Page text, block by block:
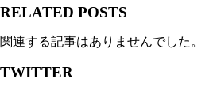
RELATED POSTS
関連する記事はありませんでした。
TWITTER